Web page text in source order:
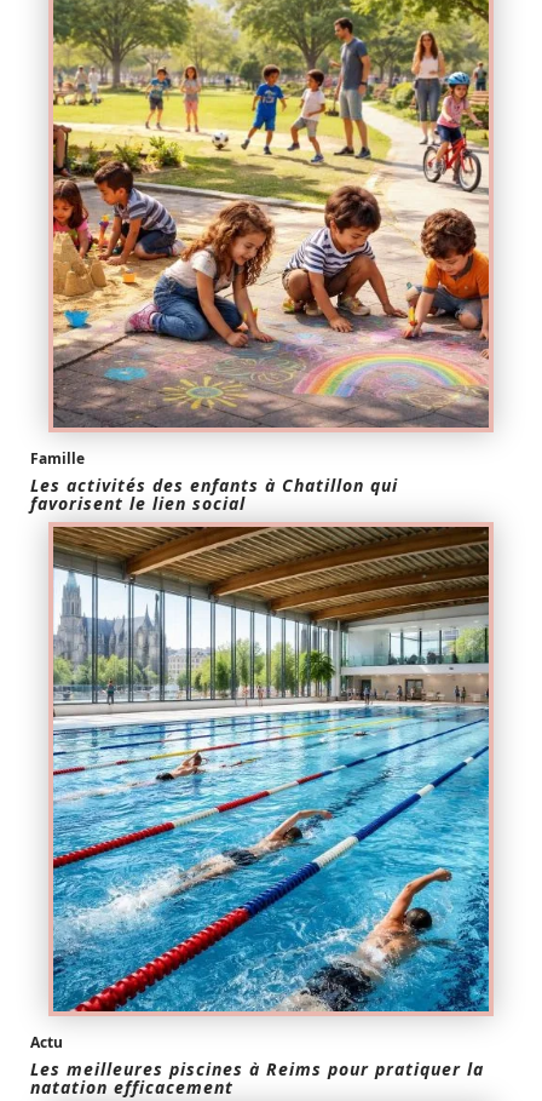
Famille
Les activités des enfants à Chatillon qui
favorisent le lien social
Actu
Les meilleures piscines à Reims pour pratiquer la
natation efficacement